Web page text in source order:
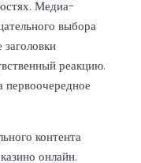
Медиа-
выбора
реакцию.
первоочередное
контента
онлайн.